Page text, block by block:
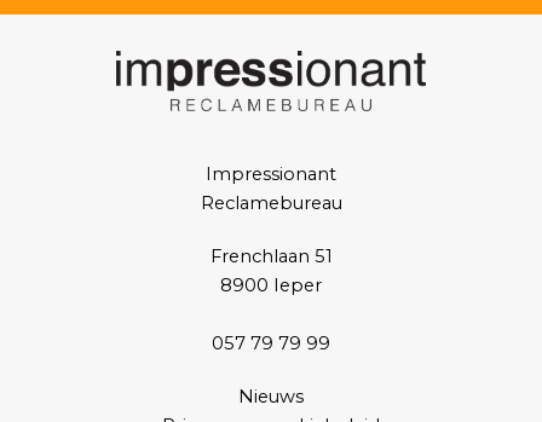
Impressionant
Reclamebureau
Frenchlaan 51
8900 Ieper
057 79 79 99
Nieuws